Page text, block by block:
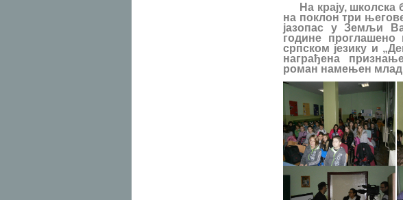
На крају, школска
на поклон три
јазопас у Земљи
године
српском језику и
награђена
роман намењен